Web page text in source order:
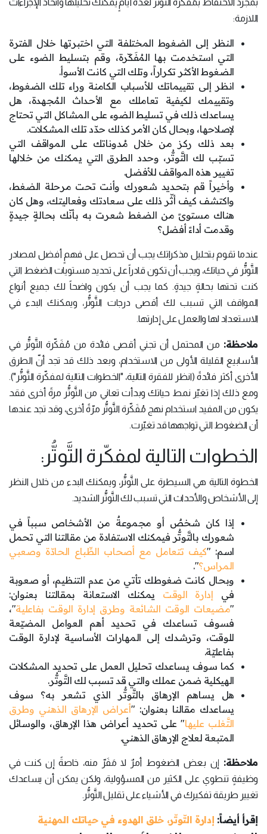
بمجرد الاحتفاظ بمُفَكّرة التَّوتُّر لعدة أيامٍ يمكنك تحليلها واتّخاذ الإجراءات
اللازمة:
النظر إلى الضغوط المختلفة التي اختبرتها خلال الفترة
التي استخدمت بها المُفَكّرة، وقم بتسليط الضوء على
الضغوط الأكثر تكراراً، وتلك التي كانت الأسوأ.
انظر إلى تقييماتك للأسباب الكامنة وراء تلك الضغوط،
وتقييمك لكيفية تعاملك مع الأحداث المُجهدة، هل
يساعدك ذلك في تسليط الضوء على المشاكل التي تحتاج
لإصلاحها، وبحال كان الأمر كذلك حدّد تلك المشكلات.
بعد ذلك ركز من خلال مُدوناتك على المواقف التي
تسبّب لك التَّوتُّر، وحدد الطرق التي يمكنك من خلالها
تغيير هذه المواقف للأفضل.
وأخيراً قم بتحديد شعورك وأنت تحت مرحلة الضغط،
واكتشف كيف أثّر ذلك على سعادتك وفعاليتك، وهل كان
هناك مستوىً من الضغط شعرت به بأنّك بحالةٍ جيدةٍ
وقدمت أداءً أفضل؟
عندما تقوم بتحليل مذكراتك يجب أن تحصل على فهمٍ أفضل لمصادر
التَّوتُّر في حياتك، ويجب أن تكون قادراً على تحديد مستويات الضغط التي
كنت تحتها بحالةٍ جيدةٍ. كما يجب أن يكون واضحاً لك جميع أنواع
المواقف التي تسبب لك أقصى درجات التَّوتُّر، ويمكنك البدء في
الاستعداد لها والعمل على إدارتها.
ملاحظة: من المحتمل أن تجني أقصى فائدة من مُفَكّرة التَّوتُّر في
الأسابيع القليلة الأولى من الاستخدام، وبعد ذلك قد تجد أنّ الطرق
الأخرى أكثر فائدةً (انظر للفقرة التالية، "الخطوات التالية لمفكّرة التَّوتُّر").
ومع ذلك إذا تغيّر نمط حياتك وبدأت تعاني من التَّوتُّر مرةً أخرى فقد
يكون من المفيد استخدام نهج مُفَكّرة التَّوتُّر مرّةً أخرى، وقد تجد عندها
أن الضغوط التي تواجهها قد تغيّرت.
الخطوات التالية لمفكّرة التَّوتُّر:
الخطوة التالية هي السيطرة على التَّوتُّر، ويمكنك البدء من خلال النظر
إلى الأشخاص والأحداث التي تسبب لك التَّوتُّر الشديد.
إذا كان شخصٌ أو مجموعةٌ من الأشخاص سبباً في
شعورك بالتَّوتُّر فيمكنك الاستفادة من مقالتنا التي تحمل
اسم: "كيف تتعامل مع أصحاب الطِّباع الحادّة وصعبي
المراس؟".
وبحال كانت ضغوطك تأتي من عدم التنظيم، أو صعوبة
في إدارة الوقت يمكنك الاستعانة بمقالتنا بعنوان:
"مضيعات الوقت الشائعة وطرق إدارة الوقت بفاعلية"،
فسوف تساعدك في تحديد أهم العوامل المضيّعة
للوقت، وترشدك إلى المهارات الأساسية لإدارة الوقت
بفاعليّة.
كما سوف يساعدك تحليل العمل على تحديد المشكلات
الهيكلية ضمن عملك والتي قد تسبب لك التَّوتُّر.
هل يساهم الإرهاق بالتَّوتُّر الذي تشعر به؟ سوف
يساعدك مقالنا بعنوان: "أعراض الإرهاق الذهني وطرق
التَّغلب عليها" على تحديد أعراض هذا الإرهاق، والوسائل
المتبعة لعلاج الإرهاق الذهني.
ملاحظة: إن بعض الضغوط أمرٌ لا مَفَرّ منه، خاصةً إن كنت في
وظيفةٍ تنطوي على الكثير من المسؤولية، ولكن يمكن أن يساعدك
تغيير طريقة تفكيرك في الأشياء على تقليل التَّوتُّر.
إقرأ أيضاً: إدارة التّوتّر، خلق الهدوء في حياتك المهنية